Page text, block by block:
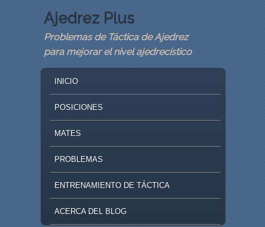
Ajedrez Plus
Problemas de Táctica de Ajedrez
para mejorar el nivel ajedrecístico
SKIP TO PRIMARY CONTENT
SKIP TO SECONDARY CONTENT
INICIO
POSICIONES
MATES
PROBLEMAS
ENTRENAMIENTO DE TÁCTICA
ACERCA DEL BLOG